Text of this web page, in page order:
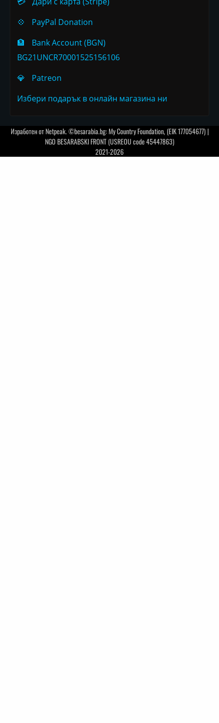
💠
PayPal Donation
🏦
Bank Account (BGN)
BG21UNCR70001525156106
💎
Patreon
Избери подарък в онлайн магазина ни
Изработен отNetpeak. ©besarabia.bg: My Country Foundation, (EIK 177054677) |
NGO BESARABSKI FRONT (USREOU code 45447863)
2021-2026